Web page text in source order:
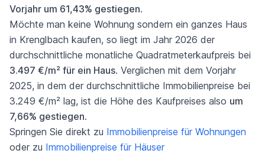
Vorjahr um 61,43% gestiegen.
Möchte man keine Wohnung sondern ein ganzes Haus
in Krenglbach kaufen, so liegt im Jahr 2026 der
durchschnittliche monatliche Quadratmeterkaufpreis bei
3.497 €/m² für ein Haus. Verglichen mit dem Vorjahr
2025, in dem der durchschnittliche Immobilienpreise bei
3.249 €/m² lag, ist die Höhe des Kaufpreises also um
7,66% gestiegen.
Springen Sie direkt zu Immobilienpreise für Wohnungen
oder zu Immobilienpreise für Häuser